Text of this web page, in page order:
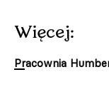
Więcej:
Pracownia